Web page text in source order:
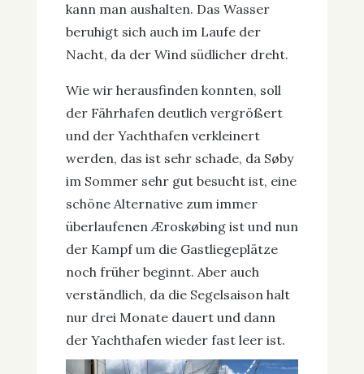
kann man aushalten. Das Wasser
beruhigt sich auch im Laufe der
Nacht, da der Wind südlicher dreht.
Wie wir herausfinden konnten, soll
der Fährhafen deutlich vergrößert
und der Yachthafen verkleinert
werden, das ist sehr schade, da Søby
im Sommer sehr gut besucht ist, eine
schöne Alternative zum immer
überlaufenen Æroskøbing ist und nun
der Kampf um die Gastliegeplätze
noch früher beginnt. Aber auch
verständlich, da die Segelsaison halt
nur drei Monate dauert und dann
der Yachthafen wieder fast leer ist.